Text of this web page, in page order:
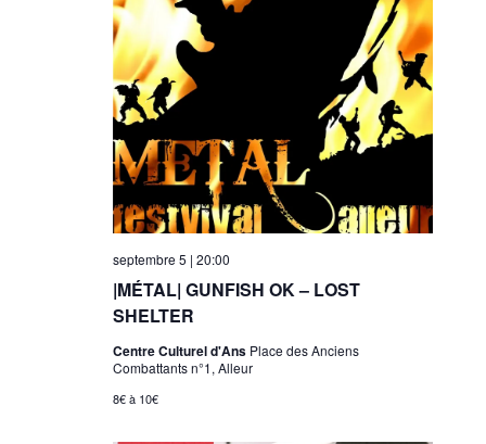
|MÉTAL| GUNFISH OK – LOST
SHELTER
septembre 5 | 20:00
Centre Culturel d'Ans Place des Anciens
Combattants n°1, Alleur
8€ à 10€